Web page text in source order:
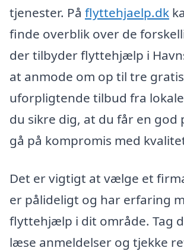
tjenester. På flyttehjaelp.dk
finde overblik over de
der tilbyder flyttehjælp i
at anmode om op til tre
uforpligtende tilbud fra
du sikre dig, at du får en god
gå på kompromis med
Det er vigtigt at vælge et
er pålideligt og har erfaring
flyttehjælp i dit område. Tag
læse anmeldelser og tjekke